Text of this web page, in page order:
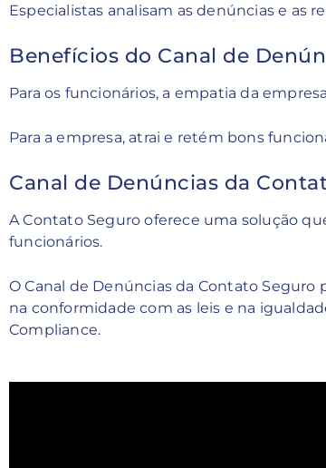
Especialistas analisam as denúncias e as
Benefícios do Canal de
Para os funcionários, a empatia da
Para a empresa, atrai e retém bons
Canal de Denúncias da
A Contato Seguro oferece uma solução
funcionários.
O Canal de Denúncias da Contato
na conformidade com as leis e na
Compliance.